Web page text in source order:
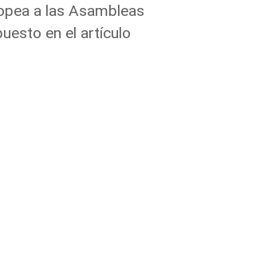
a las Asambleas
en el artículo